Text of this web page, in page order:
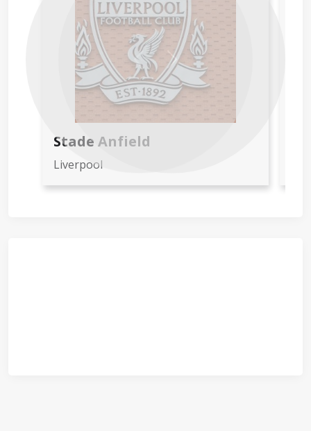
Stade Anfield
Liverpool
PreviousNext